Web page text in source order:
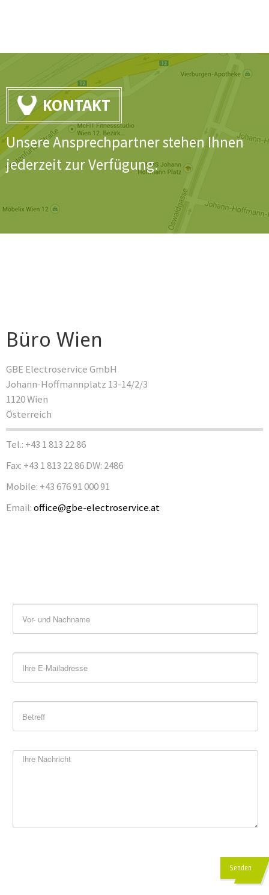
KONTAKT
Unsere Ansprechpartner stehen Ihnen
jederzeit zur Verfügung.
Büro Wien
GBE Electroservice GmbH
Johann-Hoffmannplatz 13-14/2/3
1120 Wien
Österreich
Tel.: +43 1 813 22 86
Fax: +43 1 813 22 86 DW: 2486
Mobile: +43 676 91 000 91
Email:office@gbe-electroservice.at
Senden